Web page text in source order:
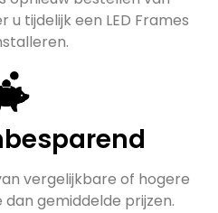
u tijdelijk een LED Frames
vergelijkbare of hogere
gemiddelde prijzen.